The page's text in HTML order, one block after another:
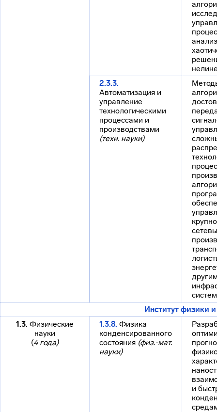
2.3.3.
Автоматизация и
управление
технологическими
процессами и
производствами
(техн. науки)
Институт физики
1.3. Физические
науки
(4 года)
1.3.8. Физика
конденсированного
состояния (физ.-мат.
науки)
и